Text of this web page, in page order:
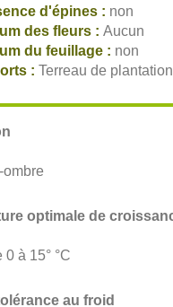
d'épines : non
des fleurs : Aucun
du feuillage : non
: Terreau de plantation
ombre
0 à 15° °C